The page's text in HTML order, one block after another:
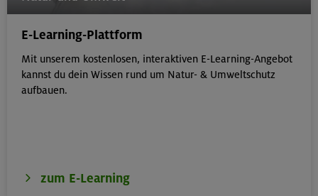
E-Learning-Plattform
Mit unserem kostenlosen, interaktiven E-Learning-Angebot
kannst du dein Wissen rund um Natur- & Umweltschutz
aufbauen.
zum E-Learning